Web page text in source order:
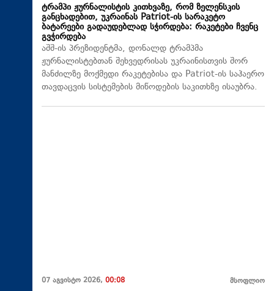
ტრამპი ჟურნალისტის კითხვაზე, რომ ზელენსკის
განცხადებით, უკრაინას Patriot-ის სარაკეტო
ბატარეები გადაუდებლად სჭირდება: რაკეტები ჩვენც
გვჭირდება
აშშ-ის პრეზიდენტმა, დონალდ ტრამპმა
ჟურნალისტებთან შეხვედრისას უკრაინისთვის შორ
მანძილზე მოქმედი რაკეტებისა და Patriot-ის საჰაერო
თავდაცვის სისტემების მიწოდების საკითხზე ისაუბრა.
07 აგვისტო 2026, 00:08 მსოფლიო